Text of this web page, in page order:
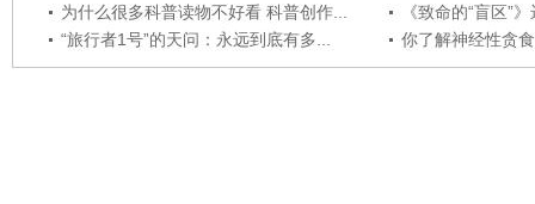
为什么很多科普读物不好看 科普创作...
《致命的“盲区”
“旅行者1号”的天问：永远到底有多...
你了解神经性贪